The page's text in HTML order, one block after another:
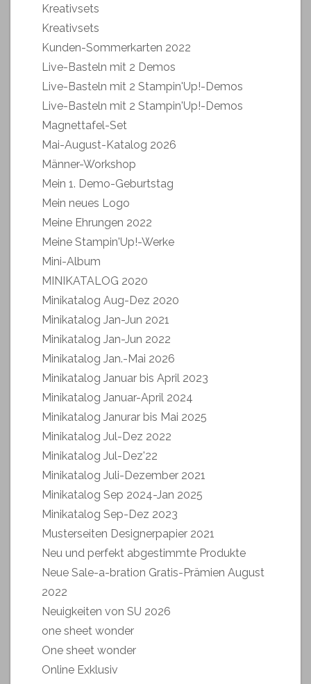
Kreativsets
Kreativsets
Kunden-Sommerkarten 2022
Live-Basteln mit 2 Demos
Live-Basteln mit 2 Stampin'Up!-Demos
Live-Basteln mit 2 Stampin'Up!-Demos
Magnettafel-Set
Mai-August-Katalog 2026
Männer-Workshop
Mein 1. Demo-Geburtstag
Mein neues Logo
Meine Ehrungen 2022
Meine Stampin'Up!-Werke
Mini-Album
MINIKATALOG 2020
Minikatalog Aug-Dez 2020
Minikatalog Jan-Jun 2021
Minikatalog Jan-Jun 2022
Minikatalog Jan.-Mai 2026
Minikatalog Januar bis April 2023
Minikatalog Januar-April 2024
Minikatalog Janurar bis Mai 2025
Minikatalog Jul-Dez 2022
Minikatalog Jul-Dez'22
Minikatalog Juli-Dezember 2021
Minikatalog Sep 2024-Jan 2025
Minikatalog Sep-Dez 2023
Musterseiten Designerpapier 2021
Neu und perfekt abgestimmte Produkte
Neue Sale-a-bration Gratis-Prämien August
2022
Neuigkeiten von SU 2026
one sheet wonder
One sheet wonder
Online Exklusiv